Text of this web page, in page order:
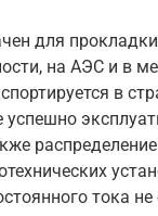
для
на АЭС и в
в
успешно
тока